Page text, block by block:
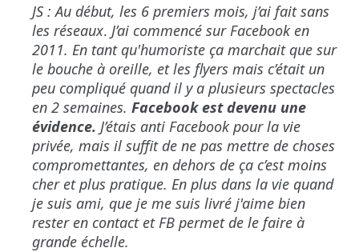
JS : Au début, les 6 premiers mois, j’ai fait sans
les réseaux. J’ai commencé sur Facebook en
2011. En tant qu'humoriste ça marchait que sur
le bouche à oreille, et les flyers mais c’était un
peu compliqué quand il y a plusieurs spectacles
en 2 semaines. Facebook est devenu une
évidence. J’étais anti Facebook pour la vie
privée, mais il suffit de ne pas mettre de choses
compromettantes, en dehors de ça c’est moins
cher et plus pratique. En plus dans la vie quand
je suis ami, que je me suis livré j'aime bien
rester en contact et FB permet de le faire à
grande échelle.